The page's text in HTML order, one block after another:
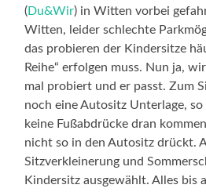
(Du&Wir) in Witten vorbei
Witten, leider schlechte
das probieren der Kindersitze
Reihe“ erfolgen muss. Nun ja,
mal probiert und er passt. Zum
noch eine Autositz Unterlage,
keine Fußabdrücke dran
nicht so in den Autositz drückt.
Sitzverkleinerung und
Kindersitz ausgewählt. Alles bis